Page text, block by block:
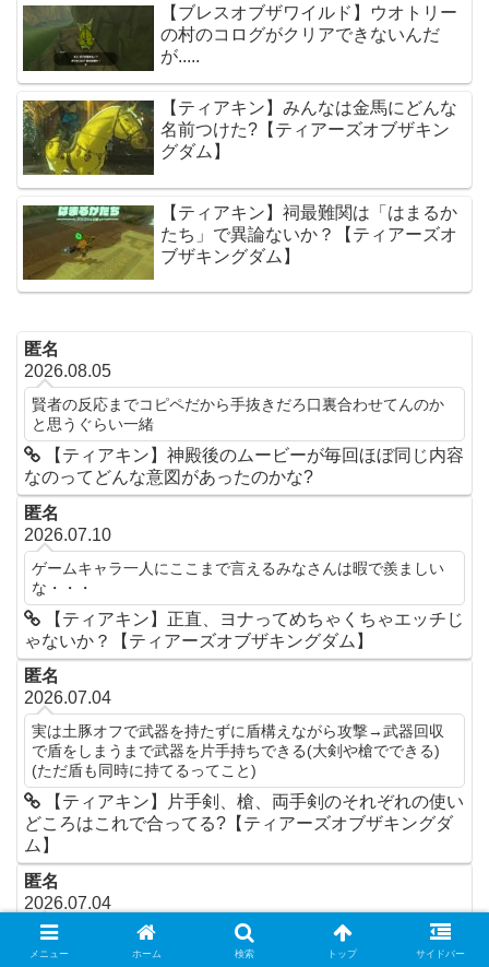
【ブレスオブザワイルド】ウオトリー
の村のコログがクリアできないんだ
が.....
【ティアキン】みんなは金馬にどんな
名前つけた?【ティアーズオブザキン
グダム】
【ティアキン】祠最難関は「はまるか
たち」で異論ないか？【ティアーズオ
ブザキングダム】
匿名
2026.08.05
賢者の反応までコピペだから手抜きだろ口裏合わせてんのか
と思うぐらい一緒
【ティアキン】神殿後のムービーが毎回ほぼ同じ内容
なのってどんな意図があったのかな?
匿名
2026.07.10
ゲームキャラ一人にここまで言えるみなさんは暇で羨ましい
な・・・
【ティアキン】正直、ヨナってめちゃくちゃエッチじ
ゃないか？【ティアーズオブザキングダム】
匿名
2026.07.04
実は土豚オフで武器を持たずに盾構えながら攻撃→武器回収
で盾をしまうまで武器を片手持ちできる(大剣や槍でできる)
(ただ盾も同時に持てるってこと)
【ティアキン】片手剣、槍、両手剣のそれぞれの使い
どころはこれで合ってる?【ティアーズオブザキングダ
ム】
匿名
2026.07.04
パラセールなしで祠コンプリートは可能。 リトの祠は爆弾
盾、ロケット立て、グライド装備(2回強化)ありで。
メニュー ホーム 検索 トップ サイドバー